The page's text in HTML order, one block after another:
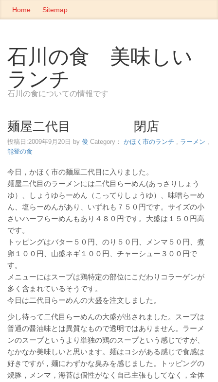
Home Sitemap
石川の食 美味しい
ランチ
石川の食についての情報です
麺屋二代目 閉店
投稿日:2009年9月20日 by 俊 Category： かほく市のランチ , ラーメン ,
能登の食
今日，かほく市の麺屋二代目に入りました。
麺屋二代目のラーメンには二代目らーめん(あっさりしょう
ゆ）、しょうゆらーめん（こってりしょうゆ）、味噌らーめ
ん、塩らーめんがあり、いずれも７５０円です。サイズの小
さいハーフらーめんもあり４８０円です。大盛は１５０円高
です。
トッピングはバター５０円、のり５０円、メンマ５０円、煮
卵１００円、山盛ネギ１００円、チャーシュー３００円で
す。
メニューにはスープは鶏特定の部位にこだわりコラーゲンが
多く含まれているそうです。
今日は二代目らーめんの大盛を注文しました。
少し待って二代目らーめんの大盛が出されました。スープは
普通の醤油味とは異質なもので透明ではありません。ラーメ
ンのスープというより単独の鶏のスープという感じですが、
なかなか美味しいと思います。麺はコシがある感じで食感は
好きですが，麺にわずかな臭みを感じました。トッピングの
焼豚，メンマ，海苔は個性がなく自己主張もしてなく，全体